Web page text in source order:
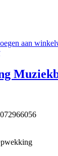
aan